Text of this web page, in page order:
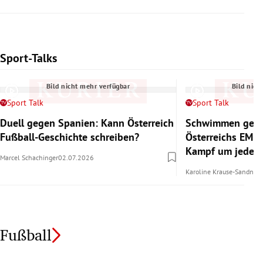
Sport-Talks
Slide 1 von 6
Bild nicht mehr verfügbar
Sport Talk
Duell gegen Spanien: Kann Österreich
Fußball-Geschichte schreiben?
Marcel Schachinger02.07.2026
Bild
Sport Talk
Schwimmen
Österreichs
Kampf um jedes
Karoline Krause-Sandner
Fußball